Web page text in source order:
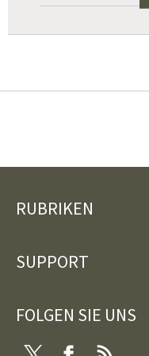
Footer
RUBRIKEN
SUPPORT
FOLGEN SIE UNS